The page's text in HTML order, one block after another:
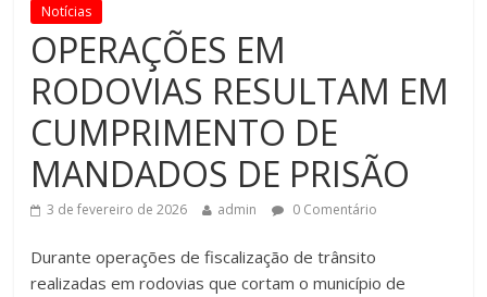
Notícias
OPERAÇÕES EM
RODOVIAS RESULTAM EM
CUMPRIMENTO DE
MANDADOS DE PRISÃO
3 de fevereiro de 2026 admin 0 Comentário
Durante operações de fiscalização de trânsito
realizadas em rodovias que cortam o município de